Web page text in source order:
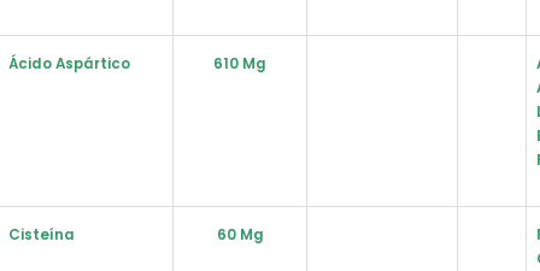
Ácido Aspártico 610 Mg
Cisteína 60 Mg